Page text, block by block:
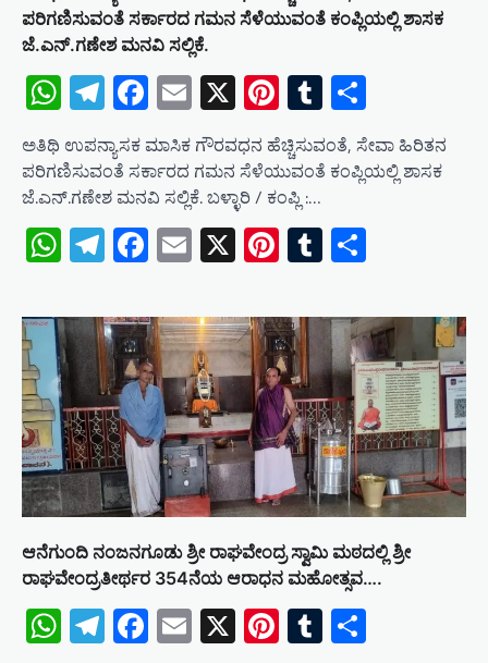
ಪರಿಗಣಿಸುವಂತೆ ಸರ್ಕಾರದ ಗಮನ ಸೆಳೆಯುವಂತೆ ಕಂಪ್ಲಿಯಲ್ಲಿ ಶಾಸಕ
ಜೆ.ಎನ್.ಗಣೇಶ ಮನವಿ ಸಲ್ಲಿಕೆ.
WhatsApp
Telegram
Facebook
Email
X Pinterest
Tumblr
ಅತಿಥಿ ಉಪನ್ಯಾಸಕ ಮಾಸಿಕ ಗೌರವಧನ ಹೆಚ್ಚಿಸುವಂತೆ, ಸೇವಾ ಹಿರಿತನ
ಪರಿಗಣಿಸುವಂತೆ ಸರ್ಕಾರದ ಗಮನ ಸೆಳೆಯುವಂತೆ ಕಂಪ್ಲಿಯಲ್ಲಿ ಶಾಸಕ
ಜೆ.ಎನ್.ಗಣೇಶ ಮನವಿ ಸಲ್ಲಿಕೆ. ಬಳ್ಳಾರಿ / ಕಂಪ್ಲಿ :…
WhatsApp
Telegram
Facebook
Email
X Pinterest
Tumblr
ಆನೆಗುಂದಿ ನಂಜನಗೂಡು ಶ್ರೀ ರಾಘವೇಂದ್ರ ಸ್ವಾಮಿ ಮಠದಲ್ಲಿ ಶ್ರೀ
ರಾಘವೇಂದ್ರತೀರ್ಥರ 354ನೆಯ ಆರಾಧನ ಮಹೋತ್ಸವ….
WhatsApp
Telegram
Facebook
Email
X Pinterest
Tumblr